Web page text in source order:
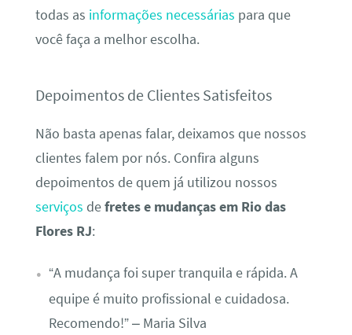
todas as informações necessárias para que
você faça a melhor escolha.
Depoimentos de Clientes Satisfeitos
Não basta apenas falar, deixamos que nossos
clientes falem por nós. Confira alguns
depoimentos de quem já utilizou nossos
serviços defretes e mudanças em Rio das
Flores RJ:
“A mudança foi super tranquila e rápida. A
equipe é muito profissional e cuidadosa.
Recomendo!” – Maria Silva